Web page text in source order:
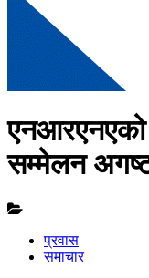
एनआरएनएको
सम्मेलन
प्रवास
समाचार